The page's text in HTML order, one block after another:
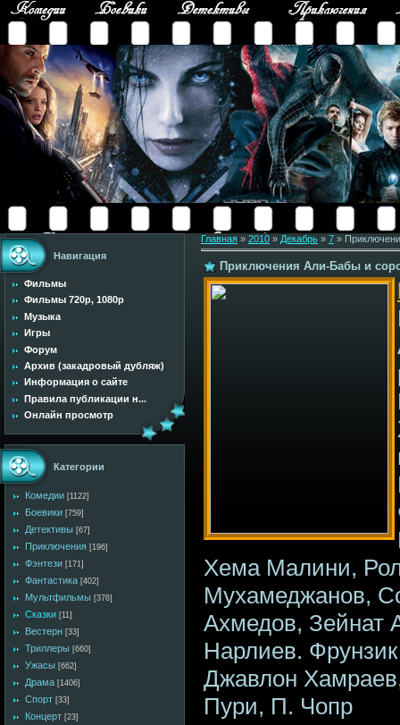
Навигация
Фильмы
Фильмы 720p, 1080p
Музыка
Игры
Форум
Архив (закадровый дубляж)
Информация о сайте
Правила публикации н...
Онлайн просмотр
Категории
Комедии [1122]
Боевики [759]
Детективы [67]
Приключения [196]
Фэнтези [171]
Фантастика [402]
Мультфильмы [376]
Сказки [11]
Вестерн [33]
Триллеры [660]
Ужасы [662]
Драма [1406]
Спорт [33]
Концерт [23]
Главная » 2010 » Декабрь » 7 »
Приключения Али-Бабы и
Хема Малини,
Мухамеджанов,
Ахмедов, Зейнат
Нарлиев.
Джавлон
Пури, П. Чопр